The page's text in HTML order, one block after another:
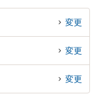
法律事務所の池上 遊弁護
﨑法律事務所の吉田 麻衣
債権回収のトラブル解決
無料で140万円を超える
士に相談予約したい』な
変更
変更
変更